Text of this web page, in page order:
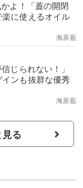
よ！「蓋の開閉
に使えるオイル
海原藍
じられない！」
ンも抜群な優秀
海原藍
る